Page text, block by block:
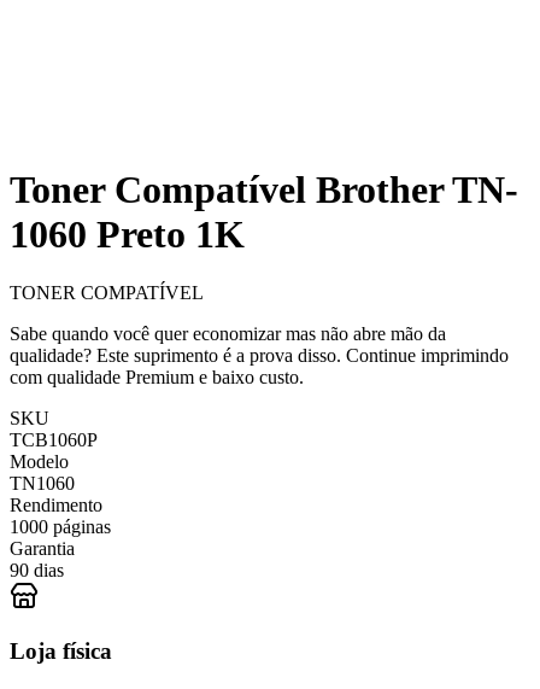
Toner Compatível Brother TN-
1060 Preto 1K
TONER COMPATÍVEL
Sabe quando você quer economizar mas não abre mão da
qualidade? Este suprimento é a prova disso. Continue imprimindo
com qualidade Premium e baixo custo.
SKU
TCB1060P
Modelo
TN1060
Rendimento
1000 páginas
Garantia
90 dias
Loja física